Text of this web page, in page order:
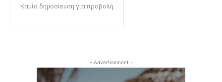
Καμία δημοσίευση για προβολή
- Advertisement -